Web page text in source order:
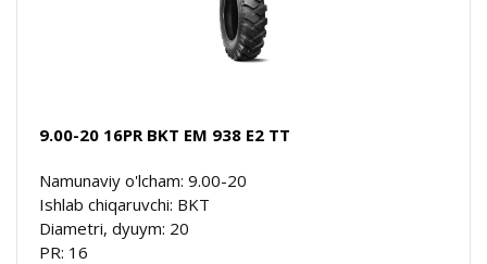
9.00-20 16PR BKT EM 938 E2 TT
Namunaviy o'lcham: 9.00-20
Ishlab chiqaruvchi: BKT
Diametri, dyuym: 20
PR: 16